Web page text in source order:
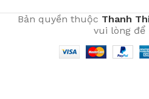
Bản quyền thuộc Thanh
vui lòng để